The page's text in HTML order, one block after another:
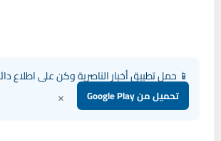
📱 حمل تطبيق أخبار الناصرية وكن على اطلاع
تحميل من Google Play ×